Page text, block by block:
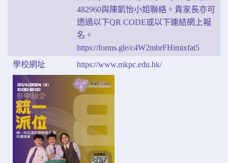
482960與陳凱怡小姐聯絡。貴家長亦可
透過以下QR CODE或以下連結網上報
名。
https://forms.gle/c4W2mbrFHimixfat5
學校網址
https://www.mkpc.edu.hk/